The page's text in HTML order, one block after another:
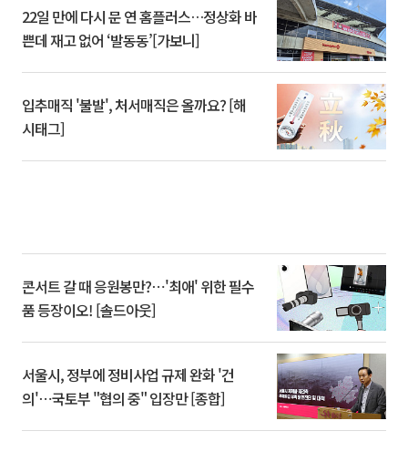
22일 만에 다시 문 연 홈플러스…정상화 바
쁜데 재고 없어 ‘발동동’[가보니]
입추매직 '불발', 처서매직은 올까요? [해
시태그]
콘서트 갈 때 응원봉만?⋯'최애' 위한 필수
품 등장이오! [솔드아웃]
서울시, 정부에 정비사업 규제 완화 '건
의'⋯국토부 "협의 중" 입장만 [종합]